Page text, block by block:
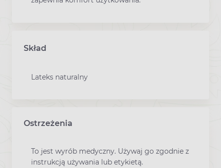
Skład
Lateks naturalny
Ostrzeżenia
To jest wyrób medyczny. Używaj go zgodnie z
instrukcją używania lub etykietą.